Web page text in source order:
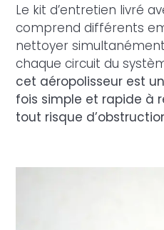
Le kit d’entretien livré
comprend différents
nettoyer
chaque circuit du
cet aéropolisseur est
fois simple et rapide à
tout risque